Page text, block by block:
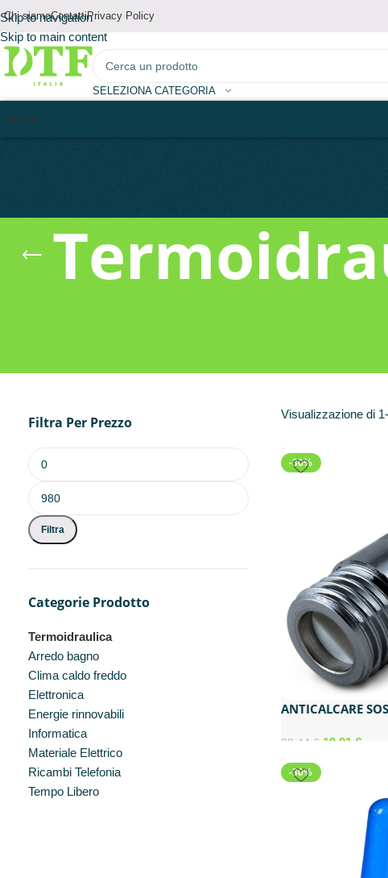
Skip to navigation
Skip to main content
Chi siamoContattiPrivacy Policy
SELEZIONA CATEGORIA
Home
Filtra Per Prezzo
Filtra
Categorie Prodotto
Termoidraulica
Arredo bagno
Clima caldo freddo
Elettronica
Energie rinnovabili
Informatica
Materiale Elettrico
Ricambi Telefonia
Tempo Libero
Visualizzazione di
-30%
ANTICALCARE
28,44 € 19,91 €
-30%